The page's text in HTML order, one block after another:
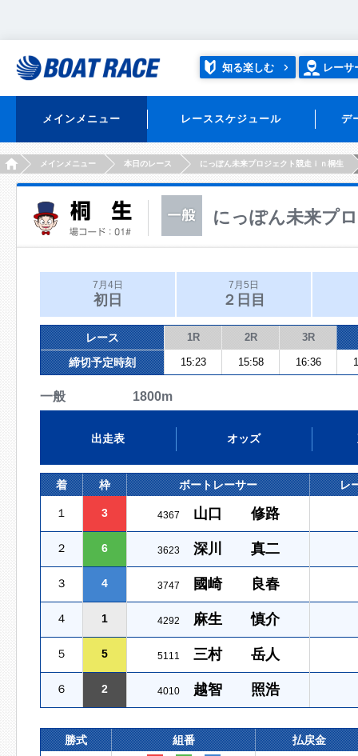
知る楽しむ レーサ
メインメニュー レーススケジュール デ
HOMEメインメニュー 本日のレース にっぽん未来プロジェクト競走ｉｎ桐生
にっぽん未来プ
7月4日
初日
7月5日
２日目
レース 1R 2R 3R
締切予定時刻 15:23 15:58 16:36
一般 1800m
出走表 オッズ
着 枠 ボートレーサー レ
１ 3 4367 山口 修路
２ 6 3623 深川 真二
３ 4 3747 國崎 良春
４ 1 4292 麻生 慎介
５ 5 5111 三村 岳人
６ 2 4010 越智 照浩
勝式 組番 払戻金